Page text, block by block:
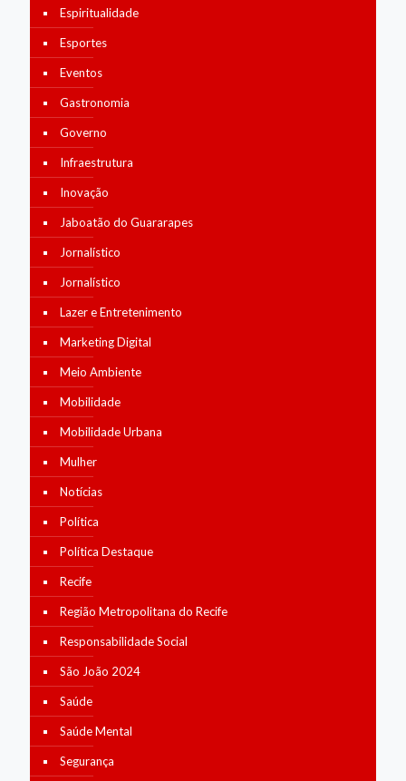
Espiritualidade
Esportes
Eventos
Gastronomia
Governo
Infraestrutura
Inovação
Jaboatão do Guararapes
Jornalístico
Jornalístico
Lazer e Entretenimento
Marketing Digital
Meio Ambiente
Mobilidade
Mobilidade Urbana
Mulher
Notícias
Política
Política Destaque
Recife
Região Metropolitana do Recife
Responsabilidade Social
São João 2024
Saúde
Saúde Mental
Segurança